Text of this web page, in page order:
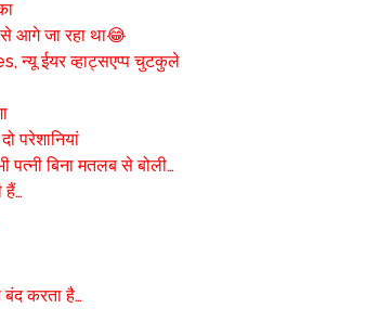
से आगे जा रहा था😂
न्यू ईयर व्हाट्सएप्प चुटकुले
परेशानियां
पत्नी बिना मतलब से बोली…
हैं…
बंद करता है…